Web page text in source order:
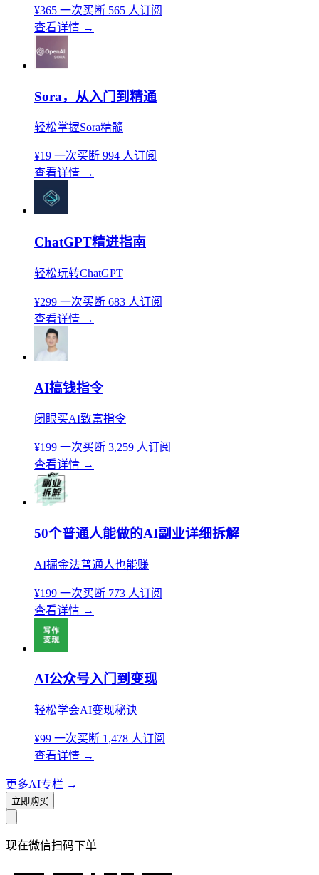
¥365 一次买断 565 人订阅
查看详情 →
Sora，从入门到精通
轻松掌握Sora精髓
¥19 一次买断 994 人订阅
查看详情 →
ChatGPT精进指南
轻松玩转ChatGPT
¥299 一次买断 683 人订阅
查看详情 →
AI搞钱指令
闭眼买AI致富指令
¥199 一次买断 3,259 人订阅
查看详情 →
50个普通人能做的AI副业详细拆解
AI掘金法普通人也能赚
¥199 一次买断 773 人订阅
查看详情 →
AI公众号入门到变现
轻松学会AI变现秘诀
¥99 一次买断 1,478 人订阅
查看详情 →
更多AI专栏 →
立即购买
现在微信扫码下单